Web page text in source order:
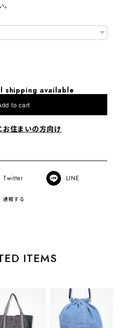
shipping available
to cart
お住まいの方向け
Twitter LINE
通報する
ITEMS